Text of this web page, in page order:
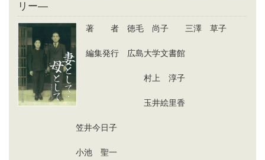
リー―
著 者 徳毛 尚子 三澤 草子
編集発行 広島大学文書館
村上 淳子
玉井絵里香
笠井今日子
小池 聖一